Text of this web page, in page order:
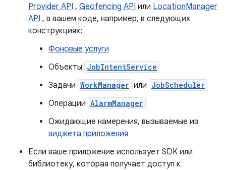
Provider API , Geofencing API или LocationManager
API , в вашем коде, например, в следующих
конструкциях:
Фоновые услуги
Объекты JobIntentService
Задачи WorkManager или JobScheduler
Операции AlarmManager
Ожидающие намерения, вызываемые из
виджета приложения
Если ваше приложение использует SDK или
библиотеку, которая получает доступ к